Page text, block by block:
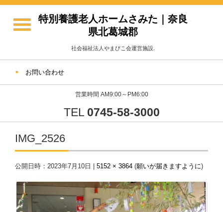
特別養護老人ホームさみた｜奈良
県北葛城郡
社会福祉法人やまびこ会運営施設.
お問い合わせ
営業時間 AM9:00～PM6:00
TEL 0745-58-3000
IMG_2526
公開日時： 2023年7月10日 5152 × 3864 (願いが届きますように)